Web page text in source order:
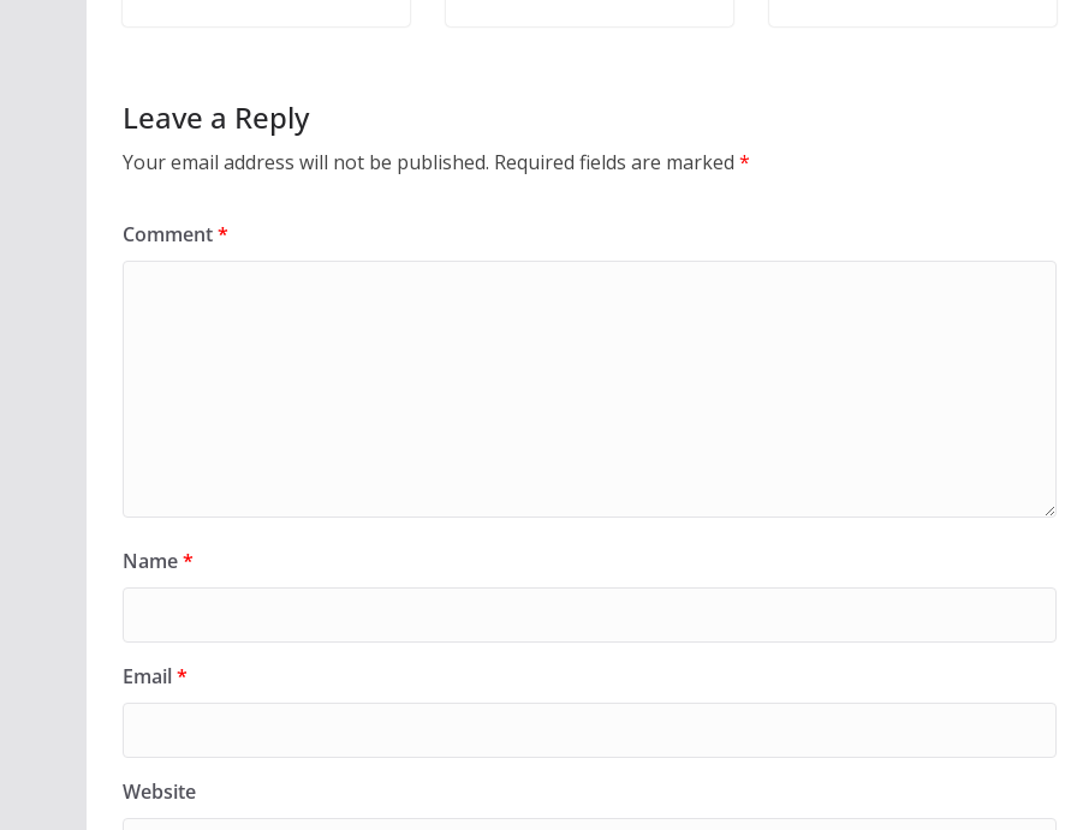
Leave a Reply
Your email address will not be published. Required fields are marked *
Comment*
Name*
Email*
Website